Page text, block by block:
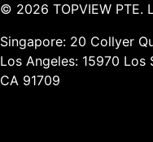
© 2026 TOPVIEW PTE.
Singapore: 20 Collyer
Los Angeles: 15970 Los
CA 91709